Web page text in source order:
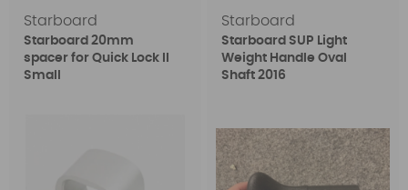
Starboard
Starboard 20mm
spacer for Quick Lock II
Small
Starboard
Starboard SUP Light
Weight Handle Oval
Shaft 2016